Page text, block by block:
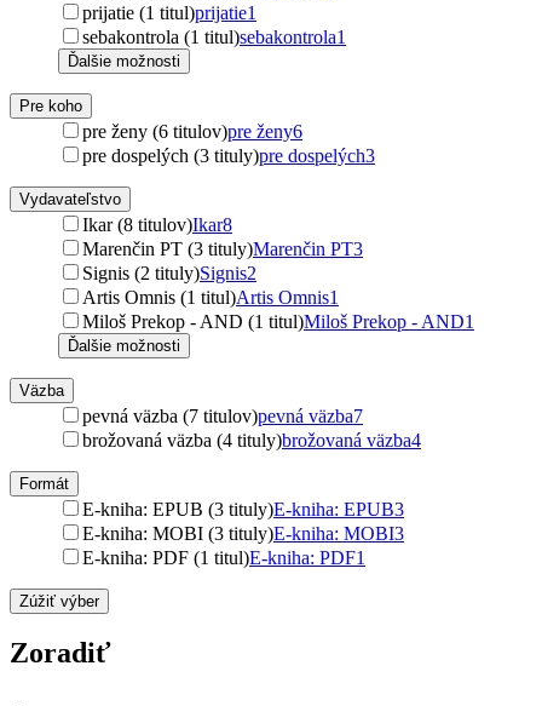
prijatie (1 titul)prijatie1
sebakontrola (1 titul)sebakontrola1
Ďalšie možnosti
Pre koho
pre ženy (6 titulov)pre ženy6
pre dospelých (3 tituly)pre dospelých3
Vydavateľstvo
Ikar (8 titulov)Ikar8
Marenčin PT (3 tituly)Marenčin PT3
Signis (2 tituly)Signis2
Artis Omnis (1 titul)Artis Omnis1
Miloš Prekop - AND (1 titul)Miloš Prekop - AND1
Ďalšie možnosti
Väzba
pevná väzba (7 titulov)pevná väzba7
brožovaná väzba (4 tituly)brožovaná väzba4
Formát
E-kniha: EPUB (3 tituly)E-kniha: EPUB3
E-kniha: MOBI (3 tituly)E-kniha: MOBI3
E-kniha: PDF (1 titul)E-kniha: PDF1
Zúžiť výber
Zoradiť